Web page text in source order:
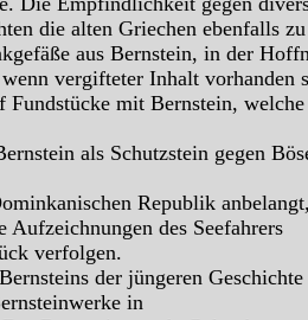
die alten Griechen ebenfalls zu
aus Bernstein, in der
vergifteter Inhalt vorhanden
Fundstücke mit Bernstein,
als Schutzstein gegen
Republik
Aufzeichnungen des Seefahrers
verfolgen.
der jüngeren Geschichte
in